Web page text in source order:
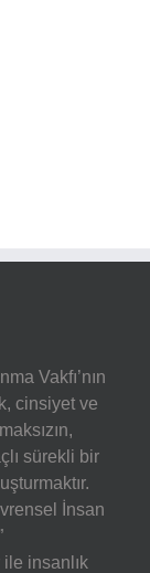
Vakfı’nın
cinsiyet ve
sürekli bir
İnsan
insanlık